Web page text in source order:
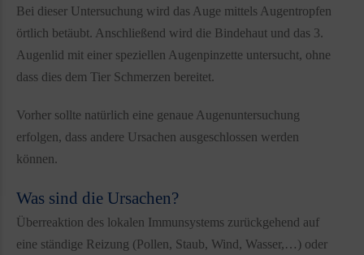
Bei dieser Untersuchung wird das Auge mittels Augentropfen
örtlich betäubt. Anschließend wird die Bindehaut und das 3.
Augenlid mit einer speziellen Augenpinzette untersucht, ohne
dass dies dem Tier Schmerzen bereitet.
Vorher sollte natürlich eine genaue Augenuntersuchung
erfolgen, dass andere Ursachen ausgeschlossen werden
können.
Was sind die Ursachen?
Überreaktion des lokalen Immunsystems zurückgehend auf
eine ständige Reizung (Pollen, Staub, Wind, Wasser,…) oder